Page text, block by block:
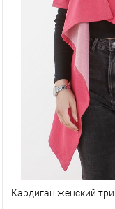
Кардиган женский